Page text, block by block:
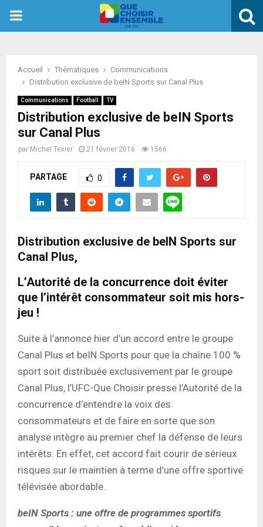
PRIMARY
Accueil Thématiques
Communications
Distribution exclusive de beIN Sports sur Canal Plus
Communications Football TV
Distribution exclusive de beIN Sports
sur Canal Plus
par Michel Texier 21 février 2016 1566
PARTAGE 0
Distribution exclusive de beIN Sports sur
Canal Plus,
L’Autorité de la concurrence doit éviter
que l’intérêt consommateur soit mis hors-
jeu !
Suite à l’annonce hier d’un accord entre le groupe
Canal Plus et beIN Sports pour que la chaîne 100 %
sport soit distribuée exclusivement par le groupe
Canal Plus, l’UFC-Que Choisir presse l’Autorité de la
concurrence d’entendre la voix des
consommateurs et de faire en sorte que son
analyse intègre au premier chef la défense de leurs
intérêts. En effet, cet accord fait courir de sérieux
risques sur le maintien à terme d’une offre sportive
télévisée abordable.
beIN Sports : une offre de programmes sportifs